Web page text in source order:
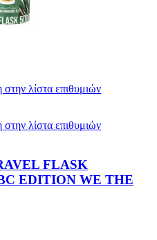
λίστα επιθυμιών
λίστα επιθυμιών
FLASK
EDITION WE THE